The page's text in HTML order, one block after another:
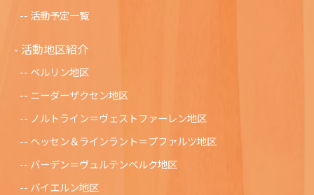
活動予定一覧
活動地区紹介
ベルリン地区
ニーダーザクセン地区
ノルトライン＝ヴェストファーレン地区
ヘッセン＆ラインラント＝プファルツ地区
バーデン＝ヴュルテンベルク地区
バイエルン地区